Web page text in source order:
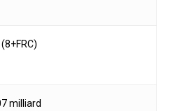
milliard